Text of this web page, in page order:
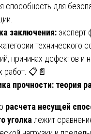
способность для
заключения: эксперт
технического
причинах дефектов и
работ. 📋📄
прочности: теория
расчета несущей
уголка лежит